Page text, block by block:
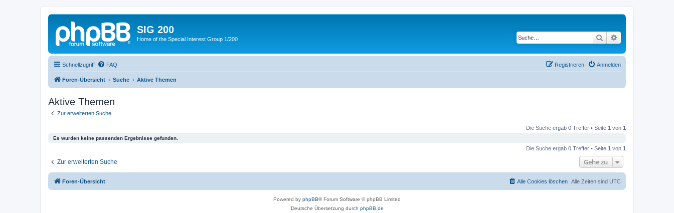
SIG 200
Home of the Special Interest Group 1/200 Suche
Schnellzugriff FAQ Anmelden
Registrieren
Foren-Übersicht Suche Aktive Themen
Aktive Themen
Zur erweiterten Suche
Die Suche ergab 0 Treffer • Seite 1 von 1
Es wurden keine passenden Ergebnisse gefunden.
Die Suche ergab 0 Treffer • Seite 1 von 1
Zur erweiterten Suche Gehe zu
Foren-Übersicht Alle Zeiten sind UTC
Alle Cookies löschen
Powered by phpBB® Forum Software © phpBB Limited
Deutsche Übersetzung durch phpBB.de